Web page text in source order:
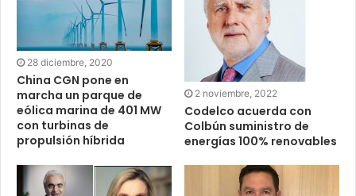
28 diciembre, 2020
China CGN pone en
marcha un parque de
eólica marina de 401 MW
con turbinas de
propulsión híbrida
2 noviembre, 2022
Codelco acuerda con
Colbún suministro de
energías 100% renovables